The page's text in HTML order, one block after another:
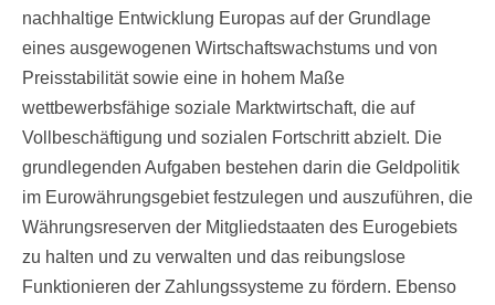
nachhaltige Entwicklung Europas auf der Grundlage
eines ausgewogenen Wirtschaftswachstums und von
Preisstabilität sowie eine in hohem Maße
wettbewerbsfähige soziale Marktwirtschaft, die auf
Vollbeschäftigung und sozialen Fortschritt abzielt. Die
grundlegenden Aufgaben bestehen darin die Geldpolitik
im Eurowährungsgebiet festzulegen und auszuführen, die
Währungsreserven der Mitgliedstaaten des Eurogebiets
zu halten und zu verwalten und das reibungslose
Funktionieren der Zahlungssysteme zu fördern. Ebenso